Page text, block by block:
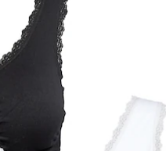
verlaufende Nähte,
drücken oder sich unter
die in die Brust
der breiten Träger
an die Schultern
macht dieses Modell zu
Sie jederzeit tragen
zu Hause in der